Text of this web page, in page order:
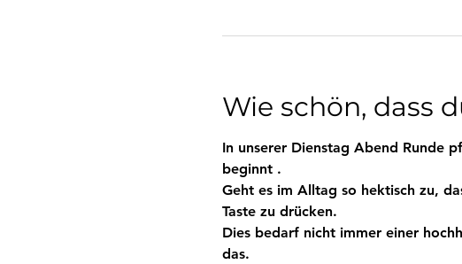
Wie schön, dass
In unserer Dienstag Abend Runde
beginnt .
Geht es im Alltag so hektisch zu,
Taste zu drücken.
Dies bedarf nicht immer einer
das.